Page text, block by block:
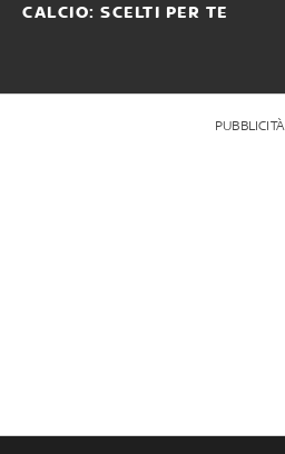
CALCIO: SCELTI PER TE
PUBBLICITÀ